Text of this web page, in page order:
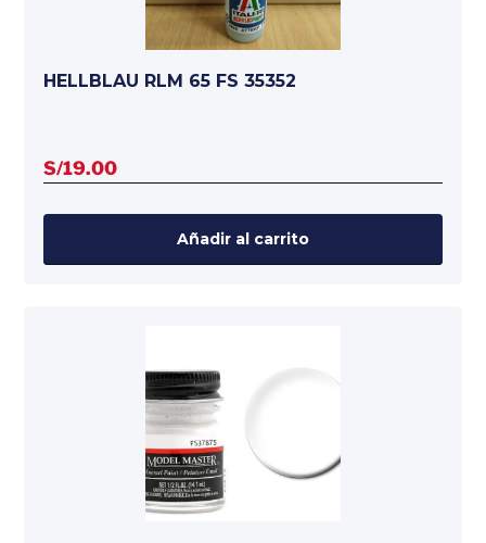
HELLBLAU RLM 65 FS 35352
S/19.00
Añadir al carrito